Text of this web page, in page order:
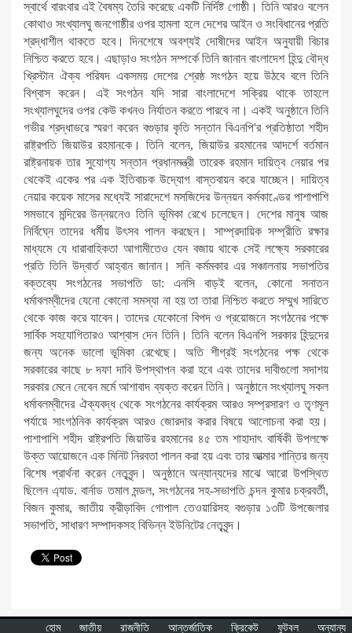
স্বার্থে বারংবার এই বৈষম্য তৈরি করেছে একটি নির্দিষ্ট গোষ্ঠী। তিনি আরও বলেন
কোথাও সংখ্যালঘু জনগোষ্ঠীর ওপর হামলা হলে দেশের আইন ও সংবিধানের প্রতি
শ্রদ্ধাশীল থাকতে হবে। দিনশেষে অবশ্যই দোষীদের আইন অনুযায়ী বিচার
নিশ্চিত করতে হবে। এছাড়াও সংগঠন সম্পর্কে তিনি জানান বাংলাদেশ হিন্দু বৌদ্ধ
খ্রিস্টান ঐক্য পরিষদ একসময় দেশের শ্রেষ্ঠ সংগঠন হয়ে উঠবে বলে তিনি
বিশ্বাস করেন। এই সংগঠন যদি সারা বাংলাদেশে সক্রিয় থাকে তাহলে
সংখ্যালঘুদের ওপর কেউ কখনও নির্যাতন করতে পারবে না। একই অনুষ্ঠানে তিনি
গভীর শ্রদ্ধাভরে স্মরণ করেন বগুড়ার কৃতি সন্তান বিএনপি'র প্রতিষ্ঠাতা শহীদ
রাষ্ট্রপতি জিয়াউর রহমানকে। তিনি বলেন, জিয়াউর রহমানের আদর্শে বর্তমান
রাষ্ট্রনায়ক তার সুযোগ্য সন্তান প্রধানমন্ত্রী তারেক রহমান দায়িত্ব নেয়ার পর
থেকেই একের পর এক ইতিবাচক উদ্যোগ বাস্তবায়ন করে যাচ্ছেন। দায়িত্ব
নেয়ার কয়েক মাসের মধ্যেই সারাদেশে মসজিদের উন্নয়ন কর্মকাণ্ডের পাশাপাশি
সমভাবে মন্দিরের উন্নয়নেও তিনি ভূমিকা রেখে চলেছেন। দেশের মানুষ আজ
নির্বিঘ্নে তাদের ধর্মীয় উৎসব পালন করছেন। সাম্প্রদায়িক সম্প্রীতি রক্ষার
মাধ্যমে যে ধারাবাহিকতা আগামীতেও যেন বজায় থাকে সেই লক্ষ্যে সরকারের
প্রতি তিনি উদ্বার্ত আহ্বান জানান। সনি কর্মমকার এর সঞ্চালনায় সভাপতির
বক্তব্যে সংগঠনের সভাপতি ডা: এনসি বাড়ই বলেন, কোনো সনাতন
ধর্মাবলম্বীদের যেনো কোনো সমস্যা না হয় তা তারা নিশ্চিত করতে সম্মুখ সারিতে
থেকে কাজ করে যাবেন। তাদের যেকোনো বিপদ ও প্রয়োজনে সংগঠনের পক্ষে
সার্বিক সহযোগিতারও আশ্বাস দেন তিনি। তিনি বলেন বিএনপি সরকার হিন্দুদের
জন্য অনেক ভালো ভূমিকা রেখেছে। অতি শীগ্রই সংগঠনের পক্ষ থেকে
সরকারের কাছে ৮ দফা দাবি উপস্থাপন করা হবে এবং তাদের দাবীগুলো সদাশয়
সরকার মেনে নেবেন মর্মে আশাবাদ ব্যক্ত করেন তিনি। অনুষ্ঠানে সংখ্যালঘু সকল
ধর্মাবলম্বীদের ঐক্যবদ্ধ থেকে সংগঠনের কার্যক্রম আরও সম্প্রসারণ ও তৃণমূল
পর্যায়ে সাংগঠনিক কার্যক্রম আরও জোরদার করার বিষয়ে আলোচনা করা হয়।
পাশাপাশি শহীদ রাষ্ট্রপতি জিয়াউর রহমানের ৪৫ তম শাহাদাৎ বার্ষিকী উপলক্ষে
উক্ত আয়োজনে এক মিনিট নিরবতা পালন করা হয় এবং তার আত্মার শান্তির জন্য
বিশেষ প্রার্থনা করেন নেতৃবৃন্দ। অনুষ্ঠানে অন্যান্যদের মাঝে আরো উপস্থিত
ছিলেন এ্যাড. বার্নাড তমাল মন্ডল, সংগঠনের সহ-সভাপতি চন্দন কুমার চক্রবর্তী,
বিজন কুমার, জাতীয় ক্রীড়াবিদ গোপাল তেওয়ারিসহ বগুড়ার ১৩টি উপজেলার
সভাপতি, সাধারণ সম্পাদকসহ বিভিন্ন ইউনিটের নেতৃবৃন্দ।
হোম জাতীয় রাজনীতি আন্তর্জাতিক ক্রিকেট ফুটবল অন্যান্য